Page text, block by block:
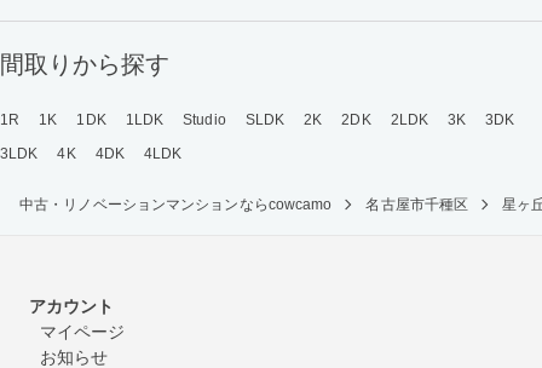
間取りから探す
1R 1K 1DK 1LDK Studio SLDK 2K 2DK 2LDK 3K
3DK
3LDK
4K 4DK 4LDK
中古・リノベーションマンションならcowcamo 名古屋市千種区 星ヶ
アカウント
マイページ
お知らせ